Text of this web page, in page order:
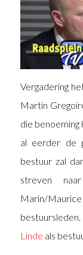
Vergadering
Martin
die
al eerder de
bestuur zal
streven
Marin/
Linde als